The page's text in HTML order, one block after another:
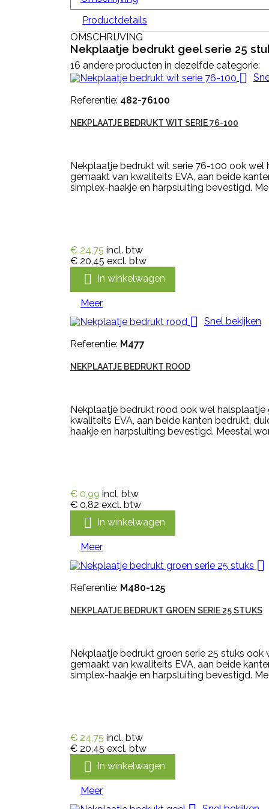
Productdetails
OMSCHRIJVING
Nekplaatje bedrukt geel serie 25
16 andere producten in dezelfde categorie:

Referentie: 482-76100
NEKPLAATJE BEDRUKT WIT SERIE 76-100
Nekplaatje bedrukt wit serie 76-100 ook
gemaakt van kwaliteits EVA, aan beide
simplex-haakje en harpsluiting bevestigd.
€ 24,75 incl. btw
€ 20,45 excl. btw
 In winkelwagen
Meer
 Snel bekijken
Referentie: M477
NEKPLAATJE BEDRUKT ROOD
Nekplaatje bedrukt rood ook wel
kwaliteits EVA, aan beide kanten bedrukt,
haakje en harpsluiting bevestigd. Meestal
€ 0,99 incl. btw
€ 0,82 excl. btw
 In winkelwagen
Meer

Referentie: M480-125
NEKPLAATJE BEDRUKT GROEN SERIE 25 STUKS
Nekplaatje bedrukt groen serie 25 stuks
gemaakt van kwaliteits EVA, aan beide
simplex-haakje en harpsluiting bevestigd.
€ 24,75 incl. btw
€ 20,45 excl. btw
 In winkelwagen
Meer